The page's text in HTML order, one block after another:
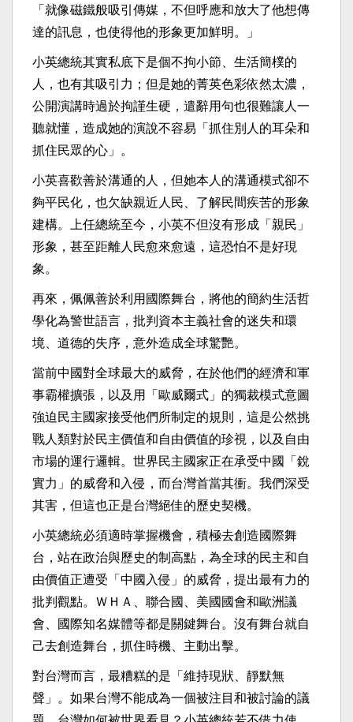
「就像磁鐵般吸引傳媒，不但呼應和放大了他想傳
達的訊息，也使得他的形象更加鮮明。」
小英總統其實私底下是個不拘小節、生活簡樸的
人，也有其吸引力；但是她的菁英色彩依然太濃，
公開演講時過於拘謹生硬，遣辭用句也很難讓人一
聽就懂，造成她的演說不容易「抓住別人的耳朵和
抓住民眾的心」。
小英喜歡善於溝通的人，但她本人的溝通模式卻不
夠平民化，也欠缺親近人民、了解民間疾苦的形象
建構。上任總統至今，小英不但沒有形成「親民」
形象，甚至距離人民愈來愈遠，這恐怕不是好現
象。
再來，佩佩善於利用國際舞台，將他的簡約生活哲
學化為警世語言，批判資本主義社會的迷失和環
境、道德的失序，意外造成全球驚艷。
當前中國對全球最大的威脅，在於他們的經濟和軍
事霸權擴張，以及用「歐威爾式」的獨裁模式意圖
強迫民主國家接受他們所制定的規則，這是公然挑
戰人類對於民主價值和自由價值的珍視，以及自由
市場的運行邏輯。世界民主國家正在承受中國「銳
實力」的威脅和入侵，而台灣首當其衝。我們深受
其害，但這也正是台灣絕佳的歷史契機。
小英總統必須適時掌握機會，積極去創造國際舞
台，站在政治與歷史的制高點，為全球的民主和自
由價值正遭受「中國入侵」的威脅，提出最有力的
批判觀點。ＷＨＡ、聯合國、美國國會和歐洲議
會、國際知名媒體等都是關鍵舞台。沒有舞台就自
己去創造舞台，抓住時機、主動出擊。
對台灣而言，最糟糕的是「維持現狀、靜默無
聲」。如果台灣不能成為一個被注目和被討論的議